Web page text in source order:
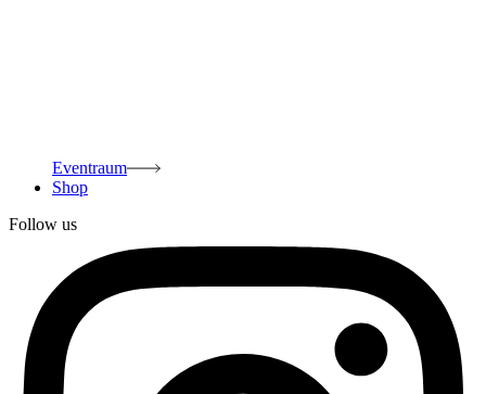
Eventraum
Shop
Follow us